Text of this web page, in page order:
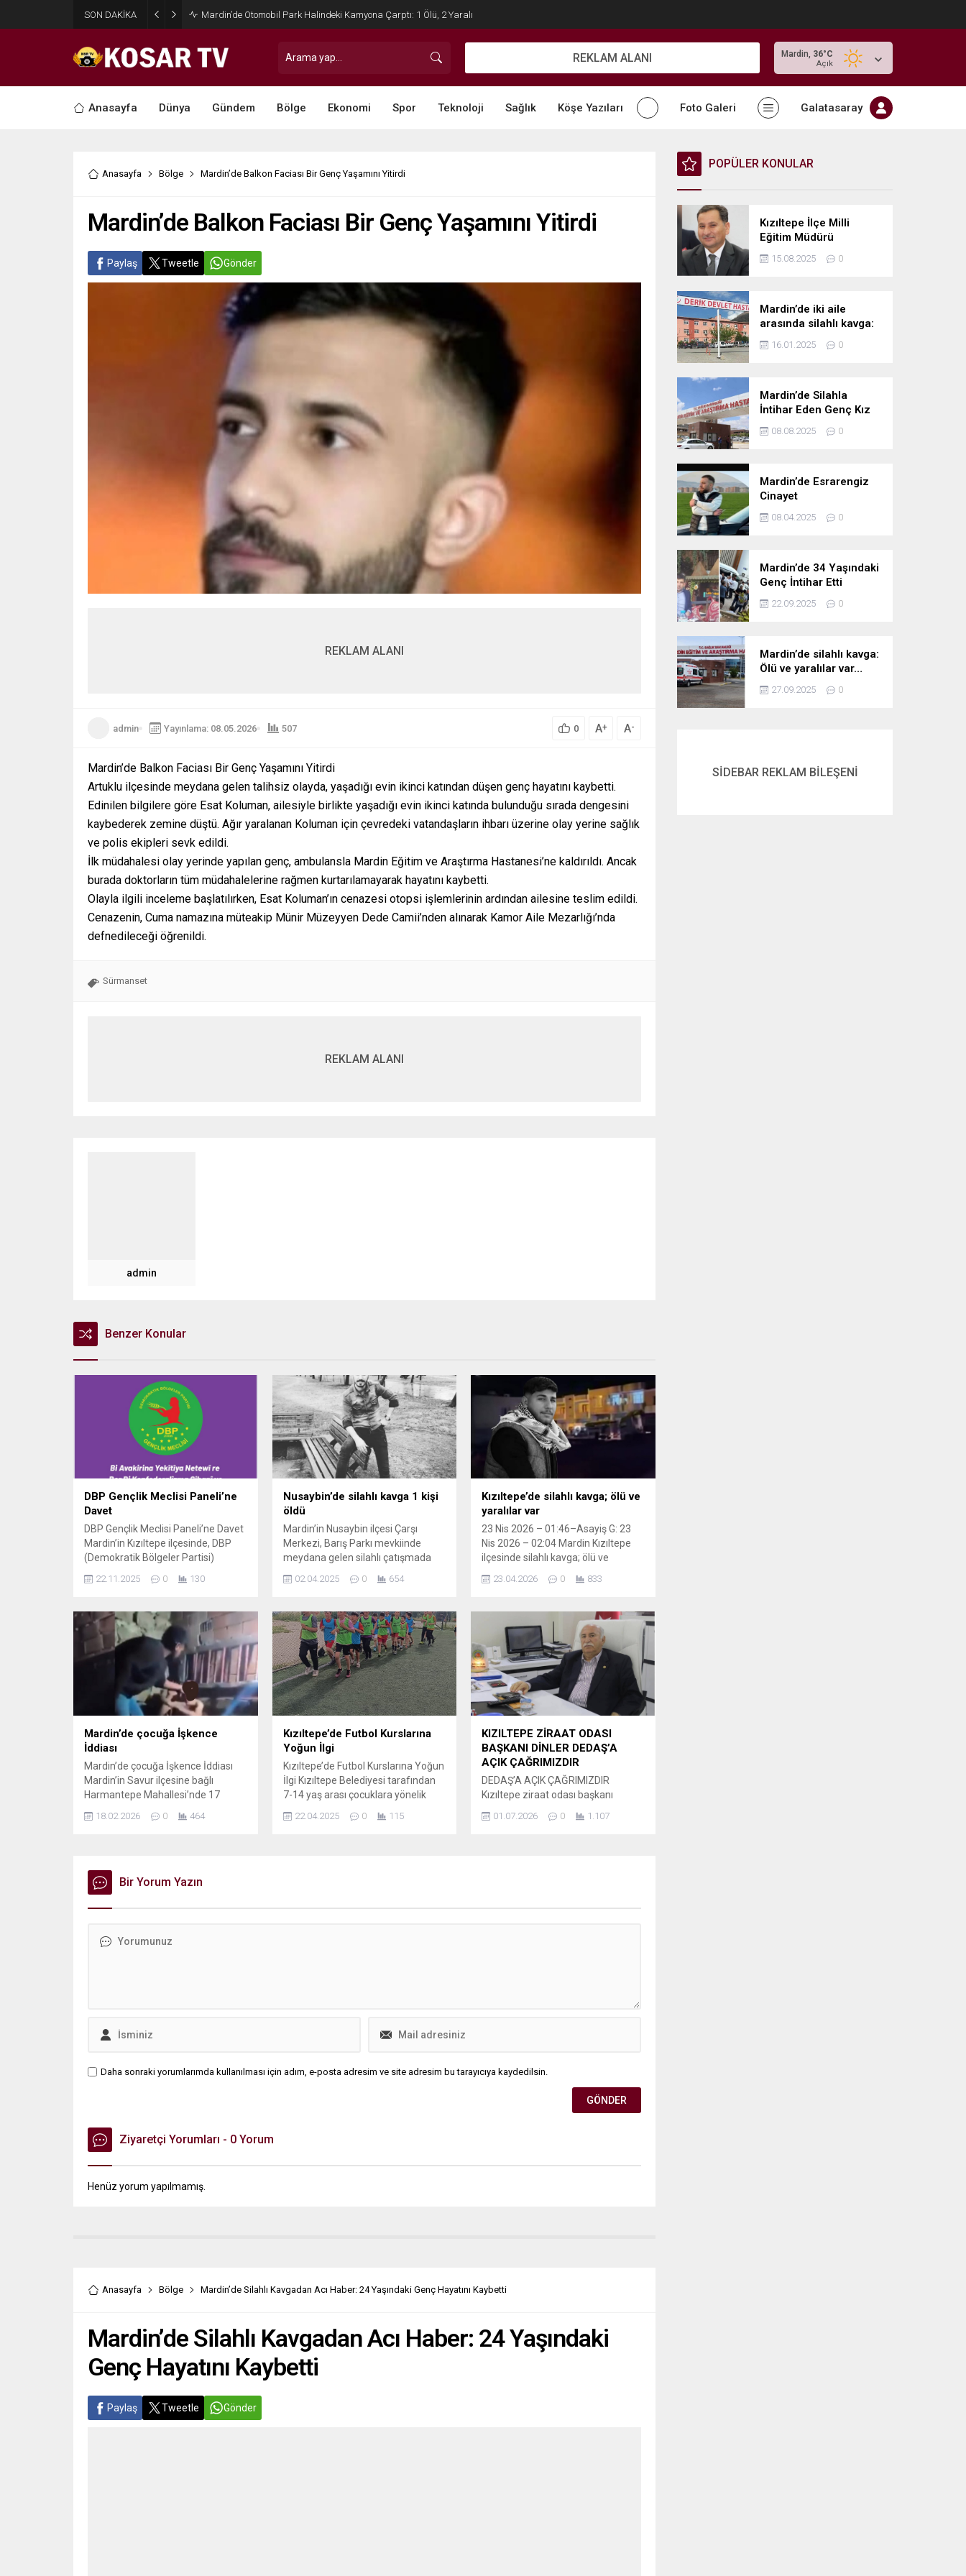
SON DAKİKA Gelecek Partisi Kızıltepe Eski İlçe Başkanı Tuncel’in Acı Günü
REKLAM ALANI Mardin, 36°C
Açık
Anasayfa Dünya Gündem Bölge Ekonomi Spor Teknoloji Sağlık Köşe Yazıları Foto Galeri Galatasaray
Anasayfa Bölge Mardin’de Balkon Faciası Bir Genç Yaşamını Yitirdi
Mardin’de Balkon Faciası Bir Genç Yaşamını Yitirdi
Paylaş Tweetle Gönder
REKLAM ALANI
admin Yayınlama: 08.05.2026 507 0 A+ A-
Mardin’de Balkon Faciası Bir Genç Yaşamını Yitirdi
Artuklu ilçesinde meydana gelen talihsiz olayda, yaşadığı evin ikinci katından düşen genç hayatını kaybetti.
Edinilen bilgilere göre Esat Koluman, ailesiyle birlikte yaşadığı evin ikinci katında bulunduğu sırada dengesini
kaybederek zemine düştü. Ağır yaralanan Koluman için çevredeki vatandaşların ihbarı üzerine olay yerine sağlık
ve polis ekipleri sevk edildi.
İlk müdahalesi olay yerinde yapılan genç, ambulansla Mardin Eğitim ve Araştırma Hastanesi’ne kaldırıldı. Ancak
burada doktorların tüm müdahalelerine rağmen kurtarılamayarak hayatını kaybetti.
Olayla ilgili inceleme başlatılırken, Esat Koluman’ın cenazesi otopsi işlemlerinin ardından ailesine teslim edildi.
Cenazenin, Cuma namazına müteakip Münir Müzeyyen Dede Camii’nden alınarak Kamor Aile Mezarlığı’nda
defnedileceği öğrenildi.
Sürmanset
REKLAM ALANI
admin
Benzer Konular
DBP Gençlik Meclisi Paneli’ne
Davet
DBP Gençlik Meclisi Paneli’ne Davet
Mardin’in Kızıltepe ilçesinde, DBP
(Demokratik Bölgeler Partisi)
Gençlik Meclisi öncülüğünde geniş
katılımlı bir panel düzenlenecek. 23
Buhara Düğün Salonu’nda
gerçekleştirilecek olan etkinlikte,
bölgesel gündem, gençliğin
toplumsal rolü ve güncel sosyal
konuların ele alınması bekleniyor.
Organizasyon komitesi, panelin tüm
halkın katılımına...
22.11.2025 0 130
Nusaybin’de silahlı kavga 1 kişi
öldü
Mardin’in Nusaybin ilçesi Çarşı
Merkezi, Barış Parkı mevkiinde
meydana gelen silahlı çatışmada
ağır yaralanan A.D., kaldırıldığı
hastanede tüm müdahalelere
kaybetti. Olayda yaralanan diğer
kişinin tedavisinin sürdüğü öğrenildi.
Henüz bilinmeyen bir nedenle çıkan
silahlı çatışma sonrası bölgeye çok
sayıda polis ve sağlık ekibi sevk
edilmişti. Polis ekipleri olayın...
02.04.2025 0 654
Kızıltepe’de silahlı kavga; ölü ve
yaralılar var
23 Nis 2026 – 01:46–Asayiş G: 23
Nis 2026 – 02:04 Mardin Kızıltepe
ilçesinde silahlı kavga; ölü ve
yaralılar var Mardin Kızıltepe ilçesi
Mezopotamya Mahallesi’nde iki
silahlı saldırısında bir kişi hayatını
kaybetti, bir kişi ağır yaralandı. Olay;
gece saatlerinde Mardin’in Kızıltepe
ilçesi Mezopotamya Mahallesi’nde
meydana geldi. Edinilen...
23.04.2026 0 833
Mardin’de çocuğa İşkence
İddiası
Mardin’de çocuğa İşkence İddiası
Mardin’in Savur ilçesine bağlı
Harmantepe Mahallesi’nde 17
ağır şiddete maruz kaldığı iddiası
İddiaya göre, şiddete uğradığı öne
sürülen çocuk yaşadıklarının
ardından şikayetçi oldu. Ancak aldığı
18.02.2026 0 464
Kızıltepe’de Futbol Kurslarına
Yoğun İlgi
Kızıltepe’de Futbol Kurslarına Yoğun
İlgi Kızıltepe Belediyesi tarafından
7-14 yaş arası çocuklara yönelik
mahalle halı sahalarında büyük ilgi
gelişimlerine katkı sunmayı hem de
22.04.2025 0 115
KIZILTEPE ZİRAAT ODASI
BAŞKANI DİNLER DEDAŞ’A
AÇIK ÇAĞRIMIZDIR
DEDAŞ’A AÇIK ÇAĞRIMIZDIR
Kızıltepe ziraat odası başkanı
DEDAŞ’a sesleniyoruz. Kızıltepe’de
üretimini felç eden kronik bir
01.07.2026 0 1.107
Bir Yorum Yazın
Daha sonraki yorumlarımda kullanılması için adım, e-posta adresim ve site adresim bu tarayıcıya kaydedilsin.
Ziyaretçi Yorumları - 0 Yorum
Henüz yorum yapılmamış.
Anasayfa Bölge Mardin’de Silahlı Kavgadan Acı Haber: 24 Yaşındaki Genç Hayatını Kaybetti
Mardin’de Silahlı Kavgadan Acı Haber: 24 Yaşındaki
Genç Hayatını Kaybetti
Paylaş Tweetle Gönder
POPÜLER KONULAR
Kızıltepe İlçe Milli
Eğitim Müdürü
Abdulkadir Gümüş’e
Tebrikler
15.08.2025 0
Mardin’de iki aile
arasında silahlı kavga:
1 ölü, 2 ağır yaralı
16.01.2025 0
Mardin’de Silahla
İntihar Eden Genç Kız
Hayatını Kaybetti
08.08.2025 0
Mardin’de Esrarengiz
Cinayet
08.04.2025 0
Mardin’de 34 Yaşındaki
Genç İntihar Etti
22.09.2025 0
Mardin’de silahlı kavga:
Ölü ve yaralılar var…
27.09.2025 0
SİDEBAR REKLAM BİLEŞENİ